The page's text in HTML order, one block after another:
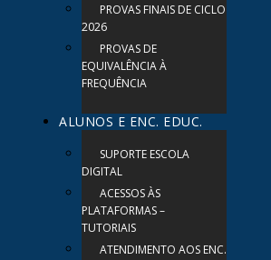
PROVAS FINAIS DE CICLO
2026
PROVAS DE
EQUIVALÊNCIA À
FREQUÊNCIA
ALUNOS E ENC. EDUC.
SUPORTE ESCOLA
DIGITAL
ACESSOS ÀS
PLATAFORMAS –
TUTORIAIS
ATENDIMENTO AOS ENC.